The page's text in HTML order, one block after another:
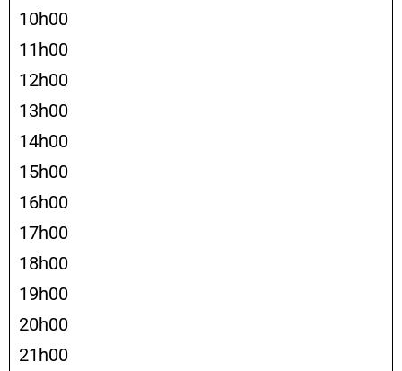
10h00
11h00
12h00
13h00
14h00
15h00
16h00
17h00
18h00
19h00
20h00
21h00